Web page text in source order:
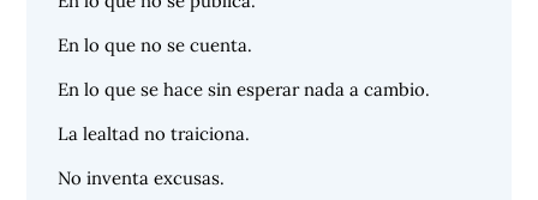
En lo que no se cuenta.
En lo que se hace sin esperar nada a cambio.
La lealtad no traiciona.
No inventa excusas.